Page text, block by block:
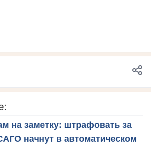
на заметку: штрафовать за
начнут в автоматическом